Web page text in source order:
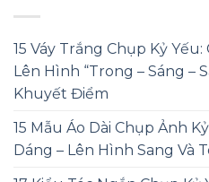
15 Váy Trắng Chụp Kỷ
Lên Hình “Trong – Sáng –
Khuyết Điểm
15 Mẫu Áo Dài Chụp Ảnh
Dáng – Lên Hình Sang Và